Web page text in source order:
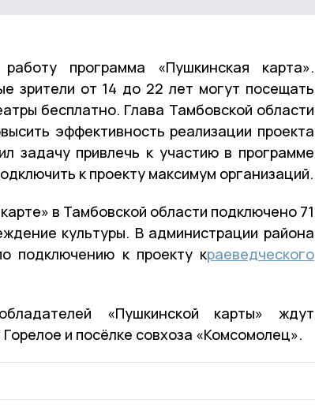
программа «Пушкинская карта».
зрители от 14 до 22 лет могут посещать
бесплатно. Глава Тамбовской области
эффективность реализации проекта
задачу привлечь к участию в программе
к проекту максимум организаций.
в Тамбовской области подключено 71
культуры. В администрации района
подключению к проекту краеведческого
«Пушкинской карты» ждут
и посёлке совхоза «Комсомолец».